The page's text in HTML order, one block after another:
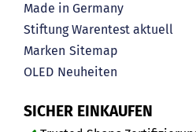
Made in Germany
Stiftung Warentest aktuell
Marken Sitemap
OLED Neuheiten
SICHER EINKAUFEN